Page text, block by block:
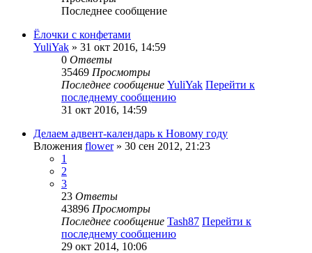
Последнее сообщение
Ёлочки с конфетами
YuliYak » 31 окт 2016, 14:59
0 Ответы
35469 Просмотры
Последнее сообщение YuliYak Перейти к
последнему сообщению
31 окт 2016, 14:59
Делаем адвент-календарь к Новому году
Вложения flower» 30 сен 2012, 21:23
1
2
3
23 Ответы
43896 Просмотры
Последнее сообщение Tash87 Перейти к
последнему сообщению
29 окт 2014, 10:06